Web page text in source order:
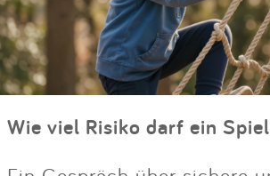
Wie viel Risiko darf ein